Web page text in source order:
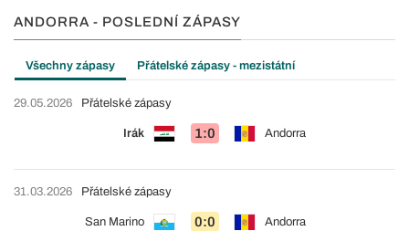
ANDORRA - POSLEDNÍ ZÁPASY
Všechny zápasy Přátelské zápasy - mezistátní
29.05.2026
Irák 1:0 Andorra
Přátelské zápasy
31.03.2026
San Marino 0:0 Andorra
Přátelské zápasy